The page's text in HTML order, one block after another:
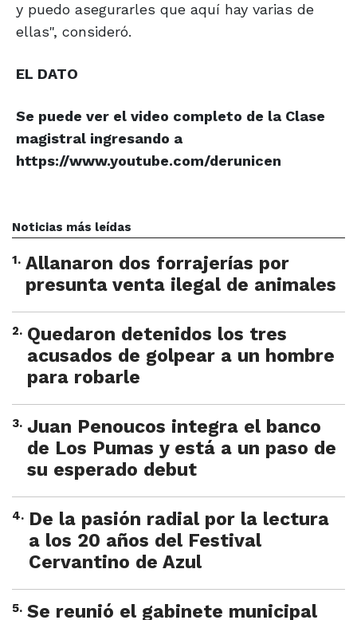
y puedo asegurarles que aquí hay varias de
ellas", consideró.
EL DATO
Se puede ver el video completo de la Clase
magistral ingresando a
https://www.youtube.com/derunicen
Noticias más leídas
1. Allanaron dos forrajerías por
presunta venta ilegal de animales
2. Quedaron detenidos los tres
acusados de golpear a un hombre
para robarle
3. Juan Penoucos integra el banco
de Los Pumas y está a un paso de
su esperado debut
4. De la pasión radial por la lectura
a los 20 años del Festival
Cervantino de Azul
5. Se reunió el gabinete municipal